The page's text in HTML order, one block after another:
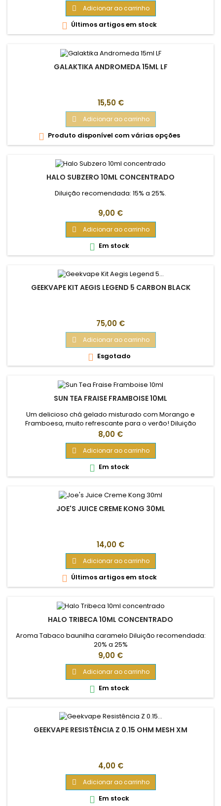
 Adicionar ao carrinho
 Últimos artigos em stock
GALAKTIKA ANDROMEDA 15ML LF
Preço
15,50 €
 Adicionar ao carrinho
 Produto disponível com várias opções
HALO SUBZERO 10ML CONCENTRADO
Diluição recomendada: 15% a 25%.
Preço
9,00 €
 Adicionar ao carrinho
 Em stock
GEEKVAPE KIT AEGIS LEGEND 5 CARBON BLACK
Preço
75,00 €
 Adicionar ao carrinho
 Esgotado
SUN TEA FRAISE FRAMBOISE 10ML
Um delicioso chá gelado misturado com Morango e
Framboesa, muito refrescante para o verão! Diluição
recomendada: 10%
Preço
8,00 €
 Adicionar ao carrinho
 Em stock
JOE'S JUICE CREME KONG 30ML
Preço
14,00 €
 Adicionar ao carrinho
 Últimos artigos em stock
HALO TRIBECA 10ML CONCENTRADO
Aroma Tabaco baunilha caramelo Diluição recomendada:
20% a 25%
Preço
9,00 €
 Adicionar ao carrinho
 Em stock
GEEKVAPE RESISTÊNCIA Z 0.15 OHM MESH XM
Preço
4,00 €
 Adicionar ao carrinho
 Em stock